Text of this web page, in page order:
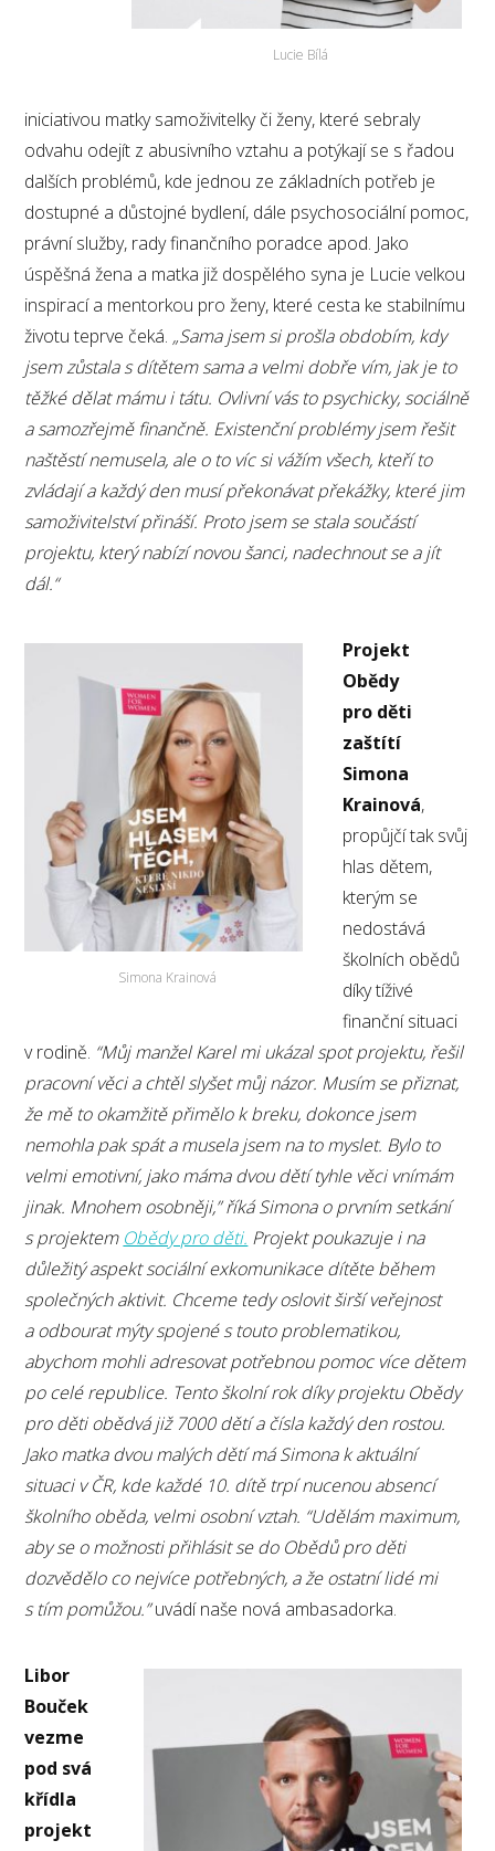
Lucie Bílá
iniciativou matky samoživitelky či ženy, které sebraly
odvahu odejít z abusivního vztahu a potýkají se s řadou
dalších problémů, kde jednou ze základních potřeb je
dostupné a důstojné bydlení, dále psychosociální pomoc,
právní služby, rady finančního poradce apod. Jako
úspěšná žena a matka již dospělého syna je Lucie velkou
inspirací a mentorkou pro ženy, které cesta ke stabilnímu
životu teprve čeká. „Sama jsem si prošla obdobím, kdy
jsem zůstala s dítětem sama a velmi dobře vím, jak je to
těžké dělat mámu i tátu. Ovlivní vás to psychicky, sociálně
a samozřejmě finančně. Existenční problémy jsem řešit
naštěstí nemusela, ale o to víc si vážím všech, kteří to
zvládají a každý den musí překonávat překážky, které jim
samoživitelství přináší. Proto jsem se stala součástí
projektu, který nabízí novou šanci, nadechnout se a jít
dál.“
Simona Krainová
Projekt
Obědy
pro děti
zaštítí
Simona
Krainová,
propůjčí tak svůj
hlas dětem,
kterým se
nedostává
školních obědů
díky tíživé
finanční situaci
v rodině. “Můj manžel Karel mi ukázal spot projektu, řešil
pracovní věci a chtěl slyšet můj názor. Musím se přiznat,
že mě to okamžitě přimělo k breku, dokonce jsem
nemohla pak spát a musela jsem na to myslet. Bylo to
velmi emotivní, jako máma dvou dětí tyhle věci vnímám
jinak. Mnohem osobněji,” říká Simona o prvním setkání
s projektem Obědy pro děti. Projekt poukazuje i na
důležitý aspekt sociální exkomunikace dítěte během
společných aktivit. Chceme tedy oslovit širší veřejnost
a odbourat mýty spojené s touto problematikou,
abychom mohli adresovat potřebnou pomoc více dětem
po celé republice. Tento školní rok díky projektu Obědy
pro děti obědvá již 7000 dětí a čísla každý den rostou.
Jako matka dvou malých dětí má Simona k aktuální
situaci v ČR, kde každé 10. dítě trpí nucenou absencí
školního oběda, velmi osobní vztah. “Udělám maximum,
aby se o možnosti přihlásit se do Obědů pro děti
dozvědělo co nejvíce potřebných, a že ostatní lidé mi
s tím pomůžou.”uvádí naše nová ambasadorka.
Libor
Bouček
vezme
pod svá
křídla
projekt